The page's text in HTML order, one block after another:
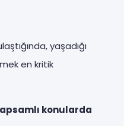
yaşadığı
en kritik
konularda